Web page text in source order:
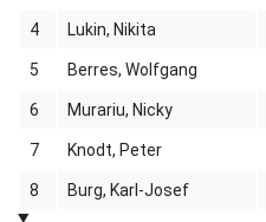
4 Lukin, Nikita
5 Berres, Wolfgang
6 Murariu, Nicky
7 Knodt, Peter
8 Burg, Karl-Josef